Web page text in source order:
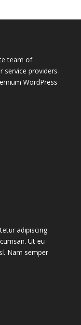
team of
service providers.
WordPress
adipiscing
Ut eu
Nam semper